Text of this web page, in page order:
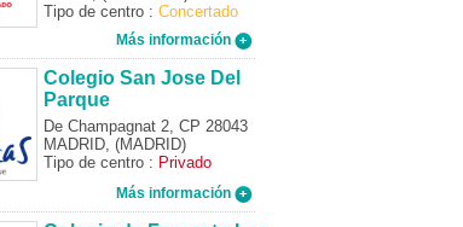
Tipo de centro : Concertado
Más información
Colegio San Jose Del
Parque
De Champagnat 2, CP 28043
MADRID, (MADRID)
Tipo de centro : Privado
Más información